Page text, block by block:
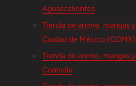
Aguascalientes
Tienda de anime, mangas
Ciudad de México (CDMX)
Tienda de anime, mangas
Coahuila